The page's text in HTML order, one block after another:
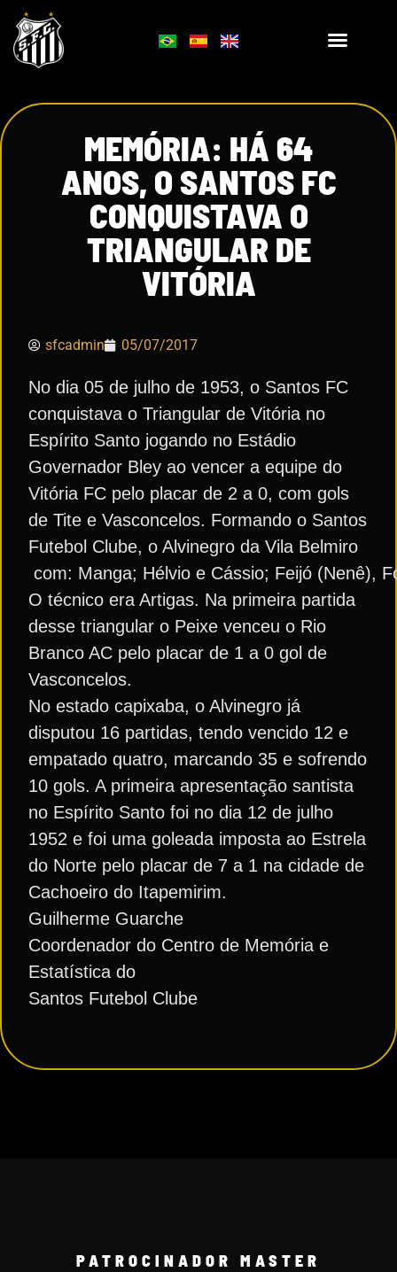
MEMÓRIA: HÁ 64
ANOS, O SANTOS FC
CONQUISTAVA O
TRIANGULAR DE
VITÓRIA
sfcadmin 05/07/2017
No dia 05 de julho de 1953, o Santos FC
conquistava o Triangular de Vitória no
Espírito Santo jogando no Estádio
Governador Bley ao vencer a equipe do
Vitória FC pelo placar de 2 a 0, com gols
de Tite e Vasconcelos. Formando o Santos
Futebol Clube, o Alvinegro da Vila Belmiro
com: Manga; Hélvio e Cássio; Feijó (Nenê),
O técnico era Artigas. Na primeira partida
desse triangular o Peixe venceu o Rio
Branco AC pelo placar de 1 a 0 gol de
Vasconcelos.
No estado capixaba, o Alvinegro já
disputou 16 partidas, tendo vencido 12 e
empatado quatro, marcando 35 e sofrendo
10 gols. A primeira apresentação santista
no Espírito Santo foi no dia 12 de julho
1952 e foi uma goleada imposta ao Estrela
do Norte pelo placar de 7 a 1 na cidade de
Cachoeiro do Itapemirim.
Guilherme Guarche
Coordenador do Centro de Memória e
Estatística do
Santos Futebol Clube
PATROCINADOR MASTER